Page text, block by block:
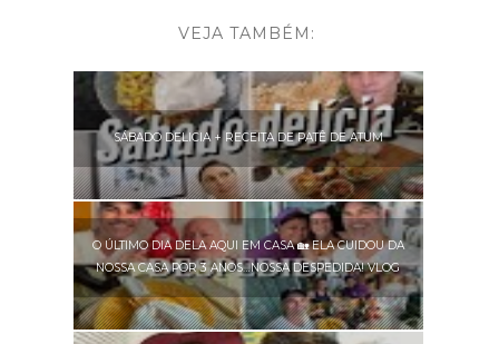
VEJA TAMBÉM:
SÁBADO DELICIA + RECEITA DE PATÊ DE ATUM
O ÚLTIMO DIA DELA AQUI EM CASA 🏡 ELA CUIDOU DA
NOSSA CASA POR 3 ANOS…NOSSA DESPEDIDA! VLOG